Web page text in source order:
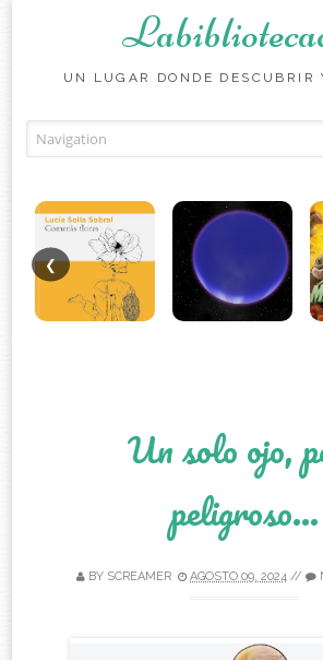
UN LUGAR DONDE DESCUBRIR
❮
Un solo ojo,
peligroso...
BY SCREAMER AGOSTO 09, 2024 //